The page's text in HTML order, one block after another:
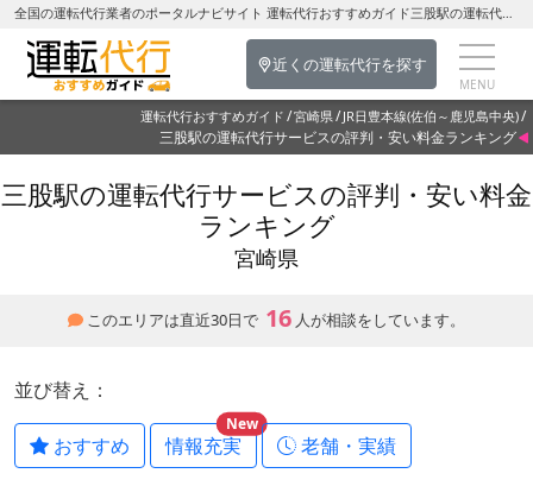
全国の運転代行業者のポータルナビサイト 運転代行おすすめガイド三股駅の運転代行を探す-宮崎県の運転代行
近くの運転代行を探す
運転代行おすすめガイド 宮崎県 JR日豊本線(佐伯～鹿児島中央)
三股駅の運転代行サービスの評判・安い料金ランキング
三股駅の運転代行サービスの評判・安い料金
ランキング
宮崎県
このエリアは直近30日で 16 人が相談をしています。
並び替え：
おすすめ 情報充実
New
老舗・実績